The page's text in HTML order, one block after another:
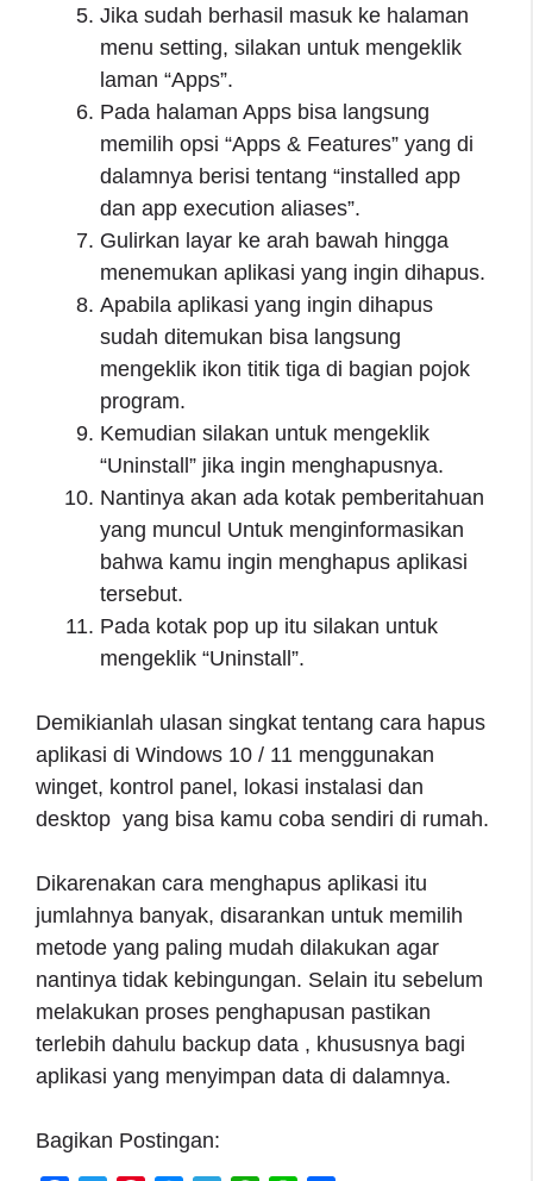
Jika sudah berhasil masuk ke halaman
menu setting, silakan untuk mengeklik
laman “Apps”.
Pada halaman Apps bisa langsung
memilih opsi “Apps & Features” yang di
dalamnya berisi tentang “installed app
dan app execution aliases”.
Gulirkan layar ke arah bawah hingga
menemukan aplikasi yang ingin dihapus.
Apabila aplikasi yang ingin dihapus
sudah ditemukan bisa langsung
mengeklik ikon titik tiga di bagian pojok
program.
Kemudian silakan untuk mengeklik
“Uninstall” jika ingin menghapusnya.
Nantinya akan ada kotak pemberitahuan
yang muncul Untuk menginformasikan
bahwa kamu ingin menghapus aplikasi
tersebut.
Pada kotak pop up itu silakan untuk
mengeklik “Uninstall”.
Demikianlah ulasan singkat tentang cara hapus
aplikasi di Windows 10 / 11 menggunakan
winget, kontrol panel, lokasi instalasi dan
desktop yang bisa kamu coba sendiri di rumah.
Dikarenakan cara menghapus aplikasi itu
jumlahnya banyak, disarankan untuk memilih
metode yang paling mudah dilakukan agar
nantinya tidak kebingungan. Selain itu sebelum
melakukan proses penghapusan pastikan
terlebih dahulu backup data , khususnya bagi
aplikasi yang menyimpan data di dalamnya.
Bagikan Postingan: